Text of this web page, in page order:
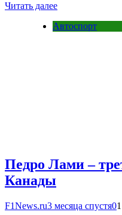
Читать далее
Автоспорт
Педро Лами –
Канады
F1News.ru3 месяца спустя0